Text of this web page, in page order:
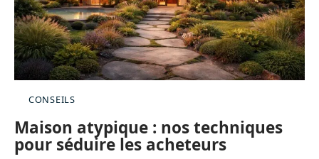
CONSEILS
Maison atypique : nos techniques
pour séduire les acheteurs